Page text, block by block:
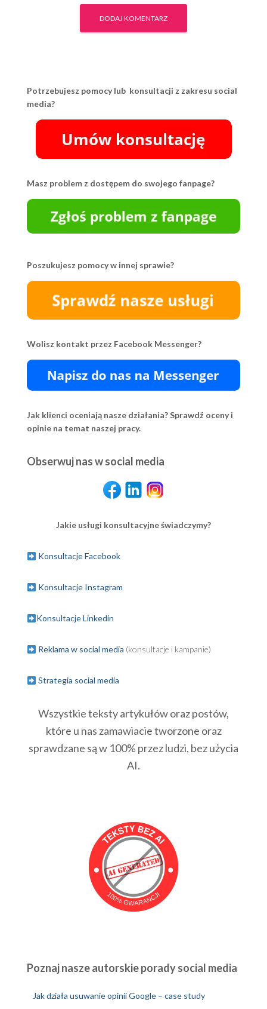
Potrzebujesz pomocy lub konsultacji z zakresu social
media?
Masz problem z dostępem do swojego fanpage?
Poszukujesz pomocy w innej sprawie?
Wolisz kontakt przez Facebook Messenger?
Jak klienci oceniają nasze działania? Sprawdź oceny i
opinie na temat naszej pracy.
Obserwuj nas w social media
Jakie usługi konsultacyjne świadczymy?
Konsultacje Facebook
Konsultacje Instagram
Konsultacje Linkedin
Reklama w social media (konsultacje i kampanie)
Strategia social media
Wszystkie teksty artykułów oraz postów,
które u nas zamawiacie tworzone oraz
sprawdzane są w 100% przez ludzi, bez użycia
AI.
Poznaj nasze autorskie porady social media
Jak działa usuwanie opinii Google – case study